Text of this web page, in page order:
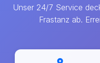
Unser 24/7 Service
Frastanz ab.